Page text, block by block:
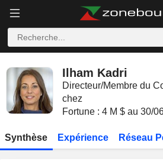
Ilham Kadri
Directeur/Membre du
chez
Fortune : 4 M $ au 30/
Synthèse Expérience Réseau